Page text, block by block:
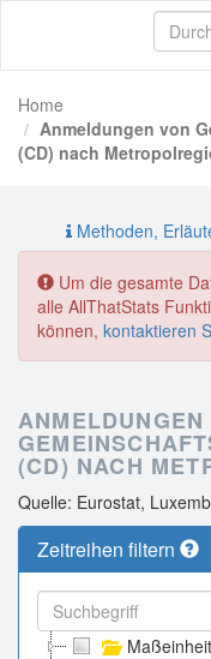
Home
Anmeldungen von
(CD) nach
Methoden,
Um die gesamte
alle AllThatStats
können, kontaktieren
ANMELDUNGEN
(CD) NACH
Quelle: Eurostat,
Zeitreihen filtern
Maßeinheit